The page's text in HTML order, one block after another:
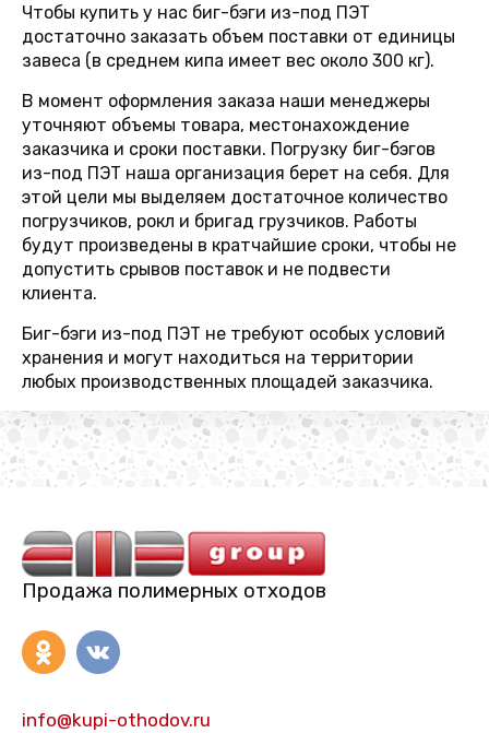
Чтобы купить у нас биг-бэги из-под ПЭТ
достаточно заказать объем поставки от единицы
завеса (в среднем кипа имеет вес около 300 кг).
В момент оформления заказа наши менеджеры
уточняют объемы товара, местонахождение
заказчика и сроки поставки. Погрузку биг-бэгов
из-под ПЭТ наша организация берет на себя. Для
этой цели мы выделяем достаточное количество
погрузчиков, рокл и бригад грузчиков. Работы
будут произведены в кратчайшие сроки, чтобы не
допустить срывов поставок и не подвести
клиента.
Биг-бэги из-под ПЭТ не требуют особых условий
хранения и могут находиться на территории
любых производственных площадей заказчика.
Продажа полимерных отходов
info@kupi-othodov.ru